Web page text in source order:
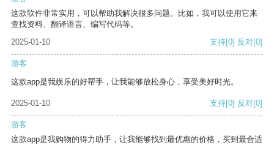
这款软件非常实用，可以帮助我解决很多问题。比如，我可以使用它来
查找资料、翻译语言、编写代码等。
2025-01-10
支持[0] 反对[0]
游客
这款app是我娱乐的好帮手，让我能够放松身心，享受美好时光。
2025-01-10 支持[0] 反对[0]
游客
这款app是我购物的得力助手，让我能够找到最优惠的价格，买到最合适